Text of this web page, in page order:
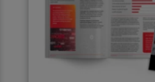
convirtiendo en elementos
seguridad de los MSP.